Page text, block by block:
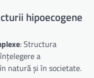
hipoecogene
: Structura
a
natură și în societate.